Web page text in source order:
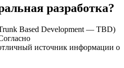
разработка?
Based Development — TBD)
источник информации о